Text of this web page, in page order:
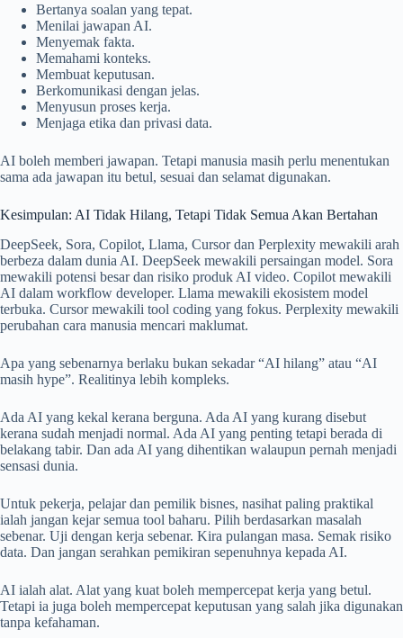
Bertanya soalan yang tepat.
Menilai jawapan AI.
Menyemak fakta.
Memahami konteks.
Membuat keputusan.
Berkomunikasi dengan jelas.
Menyusun proses kerja.
Menjaga etika dan privasi data.
AI boleh memberi jawapan. Tetapi manusia masih perlu menentukan
sama ada jawapan itu betul, sesuai dan selamat digunakan.
Kesimpulan: AI Tidak Hilang, Tetapi Tidak Semua Akan Bertahan
DeepSeek, Sora, Copilot, Llama, Cursor dan Perplexity mewakili arah
berbeza dalam dunia AI. DeepSeek mewakili persaingan model. Sora
mewakili potensi besar dan risiko produk AI video. Copilot mewakili
AI dalam workflow developer. Llama mewakili ekosistem model
terbuka. Cursor mewakili tool coding yang fokus. Perplexity mewakili
perubahan cara manusia mencari maklumat.
Apa yang sebenarnya berlaku bukan sekadar “AI hilang” atau “AI
masih hype”. Realitinya lebih kompleks.
Ada AI yang kekal kerana berguna. Ada AI yang kurang disebut
kerana sudah menjadi normal. Ada AI yang penting tetapi berada di
belakang tabir. Dan ada AI yang dihentikan walaupun pernah menjadi
sensasi dunia.
Untuk pekerja, pelajar dan pemilik bisnes, nasihat paling praktikal
ialah jangan kejar semua tool baharu. Pilih berdasarkan masalah
sebenar. Uji dengan kerja sebenar. Kira pulangan masa. Semak risiko
data. Dan jangan serahkan pemikiran sepenuhnya kepada AI.
AI ialah alat. Alat yang kuat boleh mempercepat kerja yang betul.
Tetapi ia juga boleh mempercepat keputusan yang salah jika digunakan
tanpa kefahaman.